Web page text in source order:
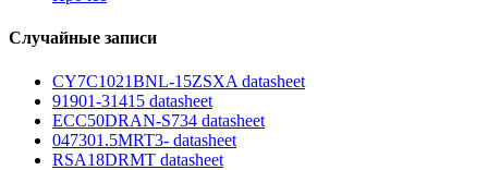
Случайные записи
CY7C1021BNL-15ZSXA datasheet
91901-31415 datasheet
ECC50DRAN-S734 datasheet
047301.5MRT3- datasheet
RSA18DRMT datasheet